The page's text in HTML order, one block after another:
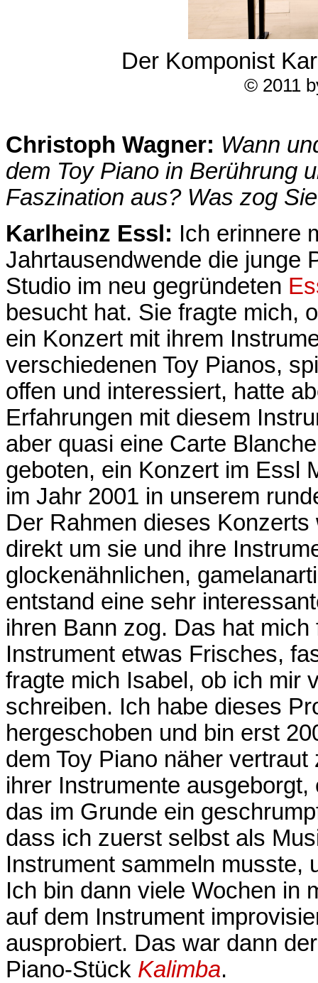
Der Komponist
© 2011
Christoph Wagner: Wann
dem Toy Piano in Berührung
Faszination aus? Was zog
Karlheinz Essl: Ich erinnere
Jahrtausendwende die junge
Studio im neu gegründeten
besucht hat. Sie fragte mich,
ein Konzert mit ihrem
verschiedenen Toy Pianos,
offen und interessiert, hatte
Erfahrungen mit diesem
aber quasi eine Carte
geboten, ein Konzert im Essl
im Jahr 2001 in unserem
Der Rahmen dieses
direkt um sie und ihre
glockenähnlichen,
entstand eine sehr
ihren Bann zog. Das hat
Instrument etwas Frisches,
fragte mich Isabel, ob ich mir
schreiben. Ich habe dieses
hergeschoben und bin erst
dem Toy Piano näher
ihrer Instrumente
das im Grunde ein
dass ich zuerst selbst als
Instrument sammeln musste,
Ich bin dann viele Wochen in
auf dem Instrument
ausprobiert. Das war dann
Piano-Stück Kalimba.